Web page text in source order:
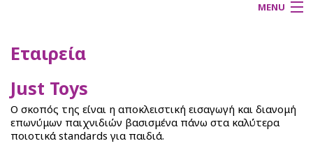
MENU
ΑΡΧΙΚΗ
Make
It
BACK
ΧΡΩΜΟΣΕΛΙΔΕΣ
ΕΤΑΙΡΕΙΑ
Εταιρεία
Just Toys
O σκοπός της είναι η αποκλειστική εισαγωγή και διανομή
επωνύμων παιχνιδιών βασισμένα πάνω στα καλύτερα
ποιοτικά standards για παιδιά.